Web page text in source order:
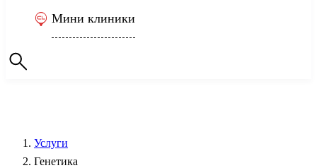
Мини клиники
Услуги
Генетика